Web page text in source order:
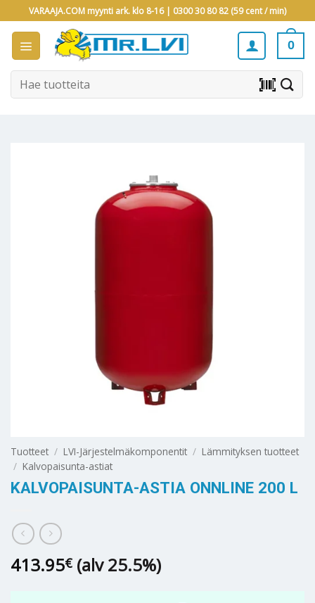
to
content
VARAAJA.COM myynti ark. klo 8-16 | 0300 30 80 82 (59 cent / min)
0
Etsi: barcode_scanner
Tuotteet / LVI-Järjestelmäkomponentit / Lämmityksen tuotteet
/ Kalvopaisunta-astiat
KALVOPAISUNTA-ASTIA ONNLINE 200 L
413.95€ (alv 25.5%)